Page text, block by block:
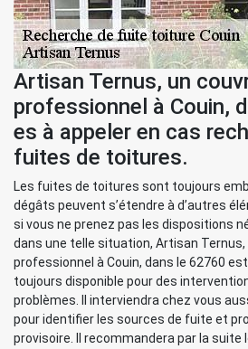
Artisan Ternus, un
professionnel à Couin,
es à appeler en cas
fuites de toitures.
Les fuites de toitures sont toujours
dégâts peuvent s’étendre à d’autres
si vous ne prenez pas les dispositions
dans une telle situation, Artisan Ternus,
professionnel à Couin, dans le 62760
toujours disponible pour des
problèmes. Il interviendra chez vous
pour identifier les sources de fuite et
provisoire. Il recommandera par la suite